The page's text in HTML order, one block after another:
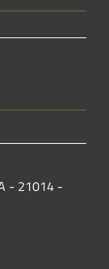
- 21014 -